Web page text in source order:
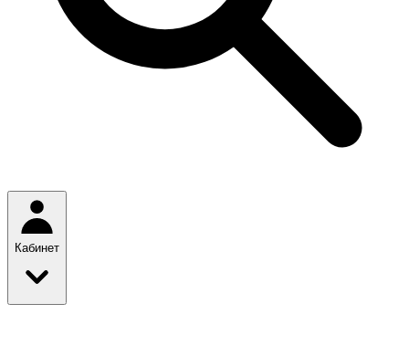
Кабинет